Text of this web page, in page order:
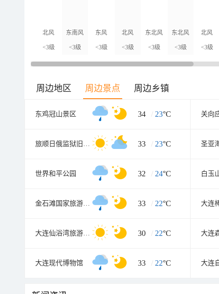
北风
<3级
东南风
<3级
东风
<3级
北风
<3级
东北风
<3级
东北风
<3级
北风
<3级
周边地区 周边景点 周边乡镇
东鸡冠山景区 34 / 23°C 关向
旅顺日俄监狱旧址博物馆 33 / 23°C 圣亚
世界和平公园 32 / 24°C 白玉
金石滩国家旅游度假区 33 / 22°C
大连仙浴湾旅游渡假区 30 / 22°C 大连
大连现代博物馆 33 / 22°C 大连